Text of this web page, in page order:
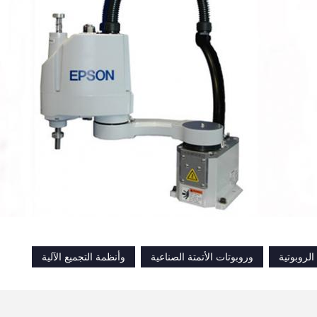
وروبوتات الأتمتة الصناعية وأنظمة التجميع الآلية